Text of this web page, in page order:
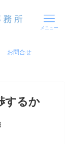
メニュー
お問合せ
するか